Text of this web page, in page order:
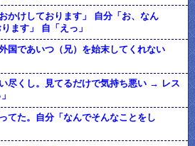
かけしております」 自分「お、なん
ます」 自「えっ」
国であいつ（兄）を始末してくれない
尽くし。見てるだけで気持ち悪い → レス
てた。自分「なんでそんなことをし